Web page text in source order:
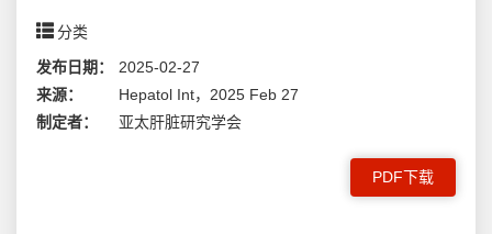
分类
发布日期：
2025-02-27
来源：
Hepatol Int，2025 Feb 27
制定者：
亚太肝脏研究学会
PDF下载